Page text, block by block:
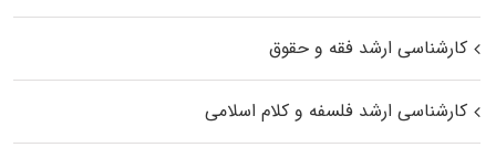
کارشناسی ارشد فقه و حقوق
کارشناسی ارشد فلسفه و کلام اسلامی